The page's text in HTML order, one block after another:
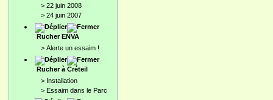
> 22 juin 2008
> 24 juin 2007
Rucher ENVA
> Alerte un essaim !
Rucher à Créteil
> Installation
> Essaim dans le Parc